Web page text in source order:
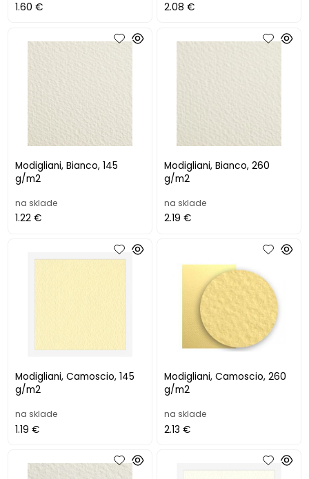
1.60 € 2.08 €
Modigliani, Bianco, 145
g/m2
na sklade
1.22 €
Modigliani, Bianco, 260
g/m2
na sklade
2.19 €
Modigliani, Camoscio, 145
g/m2
na sklade
1.19 €
Modigliani, Camoscio, 260
g/m2
na sklade
2.13 €